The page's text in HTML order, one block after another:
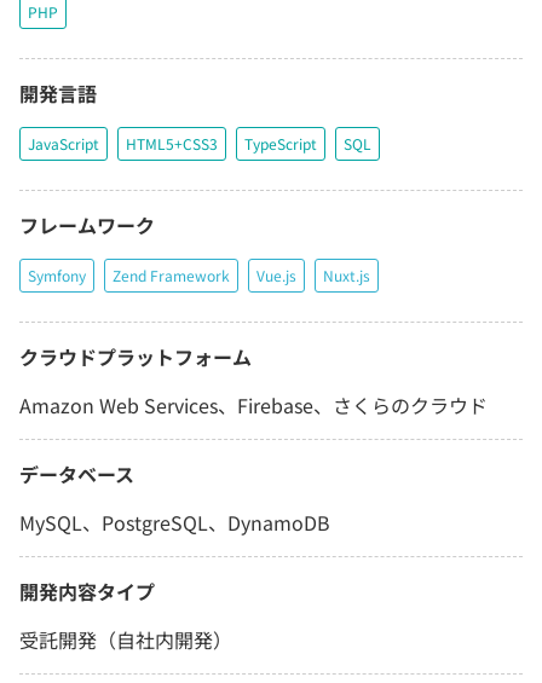
PHP
開発言語
JavaScript HTML5+CSS3 TypeScript SQL
フレームワーク
Symfony Zend Framework Vue.js Nuxt.js
クラウドプラットフォーム
Amazon Web Services、Firebase、さくらのクラウド
データベース
MySQL、PostgreSQL、DynamoDB
開発内容タイプ
受託開発（自社内開発）